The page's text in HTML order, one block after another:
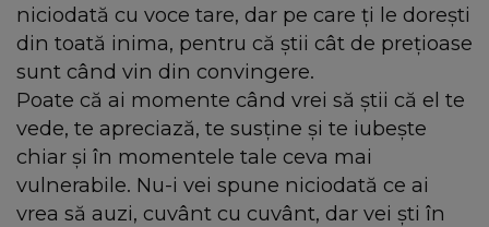
niciodată cu voce tare, dar pe care ți le dorești
din toată inima, pentru că știi cât de prețioase
sunt când vin din convingere.
Poate că ai momente când vrei să știi că el te
vede, te apreciază, te susține și te iubește
chiar și în momentele tale ceva mai
vulnerabile. Nu-i vei spune niciodată ce ai
vrea să auzi, cuvânt cu cuvânt, dar vei ști în